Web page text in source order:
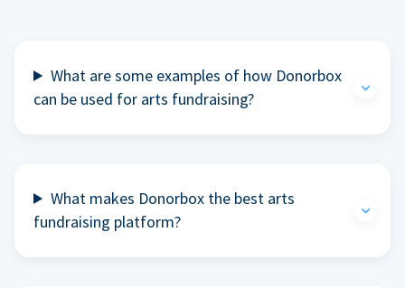
What are some examples of how Donorbox
can be used for arts fundraising?
What makes Donorbox the best arts
fundraising platform?